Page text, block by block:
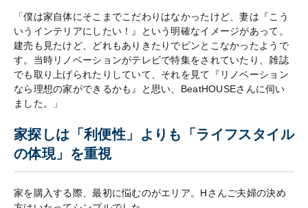
「僕は家自体にそこまでこだわりはなかったけど、妻は『こう
いうインテリアにしたい！』という明確なイメージがあって。
建売も見たけど、どれもありきたりでピンとこなかったようで
す。当時リノベーションがテレビで特集をされていたり、雑誌
でも取り上げられたりしていて、それを見て『リノベーション
なら理想の家ができるかも』と思い、BeatHOUSEさんに伺い
ました。」
家探しは「利便性」よりも「ライフスタイル
の体現」を重視
家を購入する際、最初に悩むのがエリア。Hさんご夫婦の決め